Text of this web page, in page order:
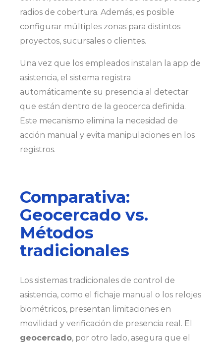
radios de cobertura. Además, es posible
configurar múltiples zonas para distintos
proyectos, sucursales o clientes.
Una vez que los empleados instalan la app de
asistencia, el sistema registra
automáticamente su presencia al detectar
que están dentro de la geocerca definida.
Este mecanismo elimina la necesidad de
acción manual y evita manipulaciones en los
registros.
Comparativa:
Geocercado vs.
Métodos
tradicionales
Los sistemas tradicionales de control de
asistencia, como el fichaje manual o los relojes
biométricos, presentan limitaciones en
movilidad y verificación de presencia real. El
geocercado, por otro lado, asegura que el